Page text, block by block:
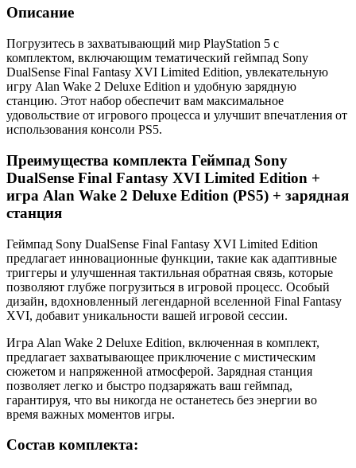
Описание
Погрузитесь в захватывающий мир PlayStation 5 с
комплектом, включающим тематический геймпад Sony
DualSense Final Fantasy XVI Limited Edition, увлекательную
игру Alan Wake 2 Deluxe Edition и удобную зарядную
станцию. Этот набор обеспечит вам максимальное
удовольствие от игрового процесса и улучшит впечатления от
использования консоли PS5.
Преимущества комплекта Геймпад Sony
DualSense Final Fantasy XVI Limited Edition +
игра Alan Wake 2 Deluxe Edition (PS5) + зарядная
станция
Геймпад Sony DualSense Final Fantasy XVI Limited Edition
предлагает инновационные функции, такие как адаптивные
триггеры и улучшенная тактильная обратная связь, которые
позволяют глубже погрузиться в игровой процесс. Особый
дизайн, вдохновленный легендарной вселенной Final Fantasy
XVI, добавит уникальности вашей игровой сессии.
Игра Alan Wake 2 Deluxe Edition, включенная в комплект,
предлагает захватывающее приключение с мистическим
сюжетом и напряженной атмосферой. Зарядная станция
позволяет легко и быстро подзаряжать ваш геймпад,
гарантируя, что вы никогда не останетесь без энергии во
время важных моментов игры.
Состав комплекта: